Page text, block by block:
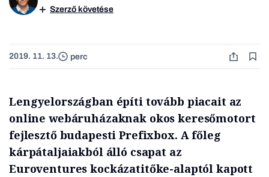
Szerző követése
2019. 11. 13. perc
Lengyelországban építi tovább piacait az
online webáruházaknak okos keresőmotort
fejlesztő budapesti Prefixbox. A főleg
kárpátaljaiakból álló csapat az
Euroventures kockázatitőke-alaptól kapott